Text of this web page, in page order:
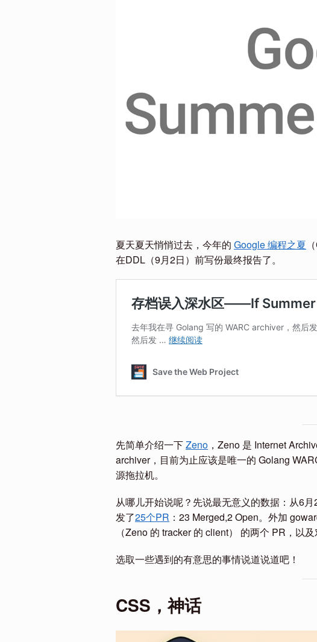
夏天夏天悄悄过去，今年的 Google 编程之夏
在DDL（9月2日）前写份最终报告了。
先简单介绍一下Zeno ，Zeno 是 Internet
archiver，目前为止应该是唯一的 Golang
源拖拉机。
从哪儿开始说呢？先说最无意义的数据：从6
发了25个PR ：23 Merged,2 Open。外加
（Zeno 的 tracker 的 client） 的两个 PR，以
选取一些遇到的有意思的事情说道说道吧！
CSS，神话